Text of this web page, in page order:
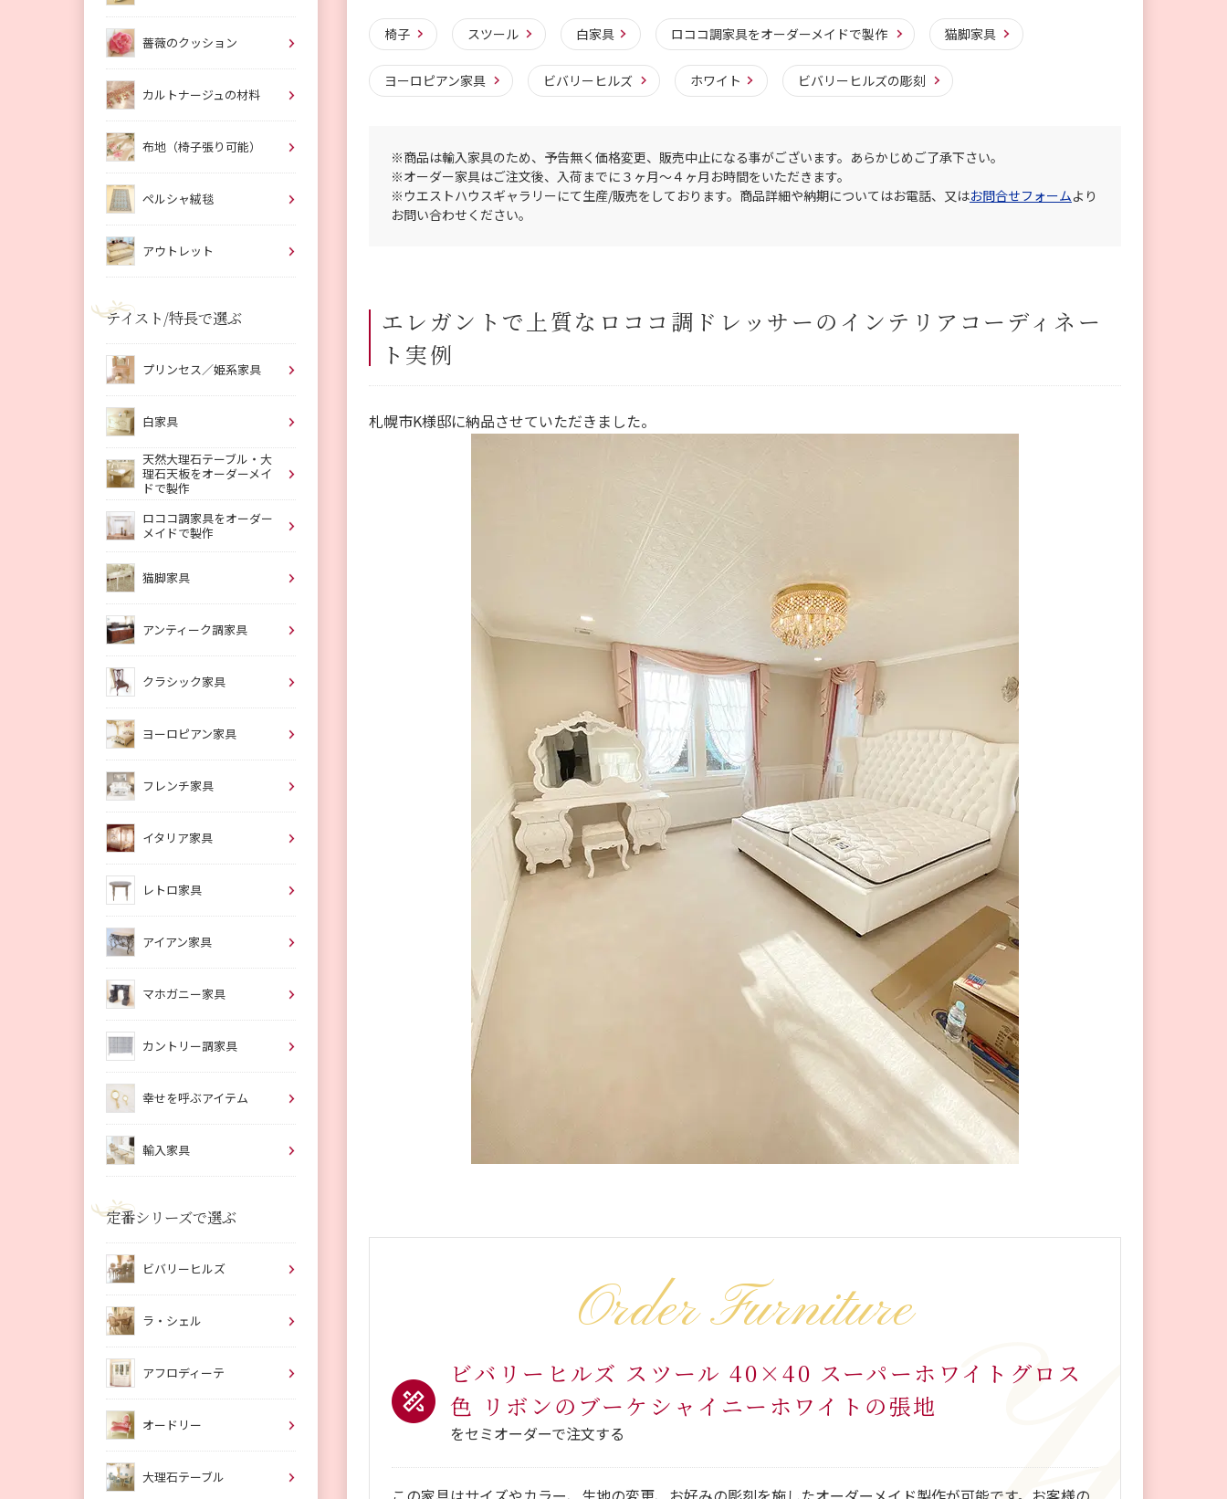
椅子 スツール 白家具 ロココ調家具をオーダーメイドで製作 猫脚家具
ヨーロピアン家具 ビバリーヒルズ ホワイト ビバリーヒルズの彫刻
※商品は輸入家具のため、予告無く価格変更、販売中止になる事がございます。あらかじめご了承下さい。
※オーダー家具はご注文後、入荷までに３ヶ月〜４ヶ月お時間をいただきます。
※ウエストハウスギャラリーにて生産/販売をしております。商品詳細や納期についてはお電話、又はお問合せフォームより
お問い合わせください。
エレガントで上質なロココ調ドレッサーのインテリアコーディネー
ト実例
札幌市K様邸に納品させていただきました。
Order Furniture
ビバリーヒルズ スツール 40×40 スーパーホワイトグロス
色 リボンのブーケシャイニーホワイトの張地
をセミオーダーで注文する
薔薇のクッション
カルトナージュの材料
布地（椅子張り可能）
ペルシャ絨毯
アウトレット
テイスト/特長で選ぶ
プリンセス／姫系家具
白家具
天然大理石テーブル・大
理石天板をオーダーメイ
ドで製作
ロココ調家具をオーダー
メイドで製作
猫脚家具
アンティーク調家具
クラシック家具
ヨーロピアン家具
フレンチ家具
イタリア家具
レトロ家具
アイアン家具
マホガニー家具
カントリー調家具
幸せを呼ぶアイテム
輸入家具
定番シリーズで選ぶ
ビバリーヒルズ
ラ・シェル
アフロディーテ
オードリー
大理石テーブル